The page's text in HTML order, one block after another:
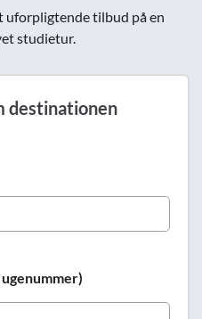
uforpligtende tilbud på en
studietur.
destinationen